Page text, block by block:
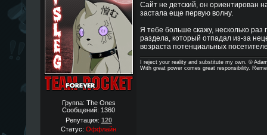
Группа: The Ones
Сообщений: 1360
Репутация: 120
Статус: Оффлайн
Сайт не детский, он ориентирован
застала еще первую волну.
Я тебе больше скажу, несколько
раздела, который отпадал из-за
возраста потенциальных
I reject your reality and substitute my own. ©
With great power comes great responsibility.